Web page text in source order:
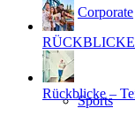
Corporate
Sports
RÜCKBLICKE
Rückblicke –